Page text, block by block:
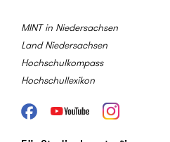
MINT in Niedersachsen
Land Niedersachsen
Hochschulkompass
Hochschullexikon
FacebookYoutube Instagram